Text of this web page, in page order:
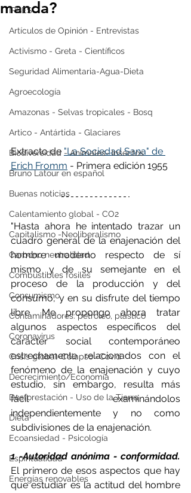
IPBES
Artículos de Opinión - Entrevistas
Activismo - Greta - Científicos
Seguridad Alimentaria-Agua-Dieta
Agroecología
Amazonas - Selvas tropicales - Bosq
Artico - Antártida - Glaciares
Biodiversidad - Animales- Insectos
Bruno Latour en español
Buenas noticias
Calentamiento global - CO2
Capitalismo -Neoliberalismo
Carbono neutralidad
Combustibles fósiles
Consumismo
Contaminadores: petróleo, plástico
Coronavirus
Crisis global-Colapso -Covid
Decrecimiento/Economía
Desforestación - Uso de la Tierra
Dieta
Ecoansiedad - Psicología
Espiritualidad
Energías renovables
manda?
Extracto de "La Sociedad Sana" de
Erich Fromm - Primera edición 1955
"Hasta ahora he intentado trazar un
cuadro general de la enajenación del
hombre moderno respecto de sí
mismo y de su semejante en el
proceso de la producción y del
consumo, y en su disfrute del tiempo
libre. Me propongo ahora tratar
algunos aspectos específicos del
carácter social contemporáneo
estrechamente relacionados con el
fenómeno de la enajenación y cuyo
estudio, sin embargo, resulta más
fácil examinándolos
independientemente y no como
subdivisiones de la enajenación.
1 -Autoridad anónima - conformidad.
El primero de esos aspectos que hay
que estudiar es la actitud del hombre